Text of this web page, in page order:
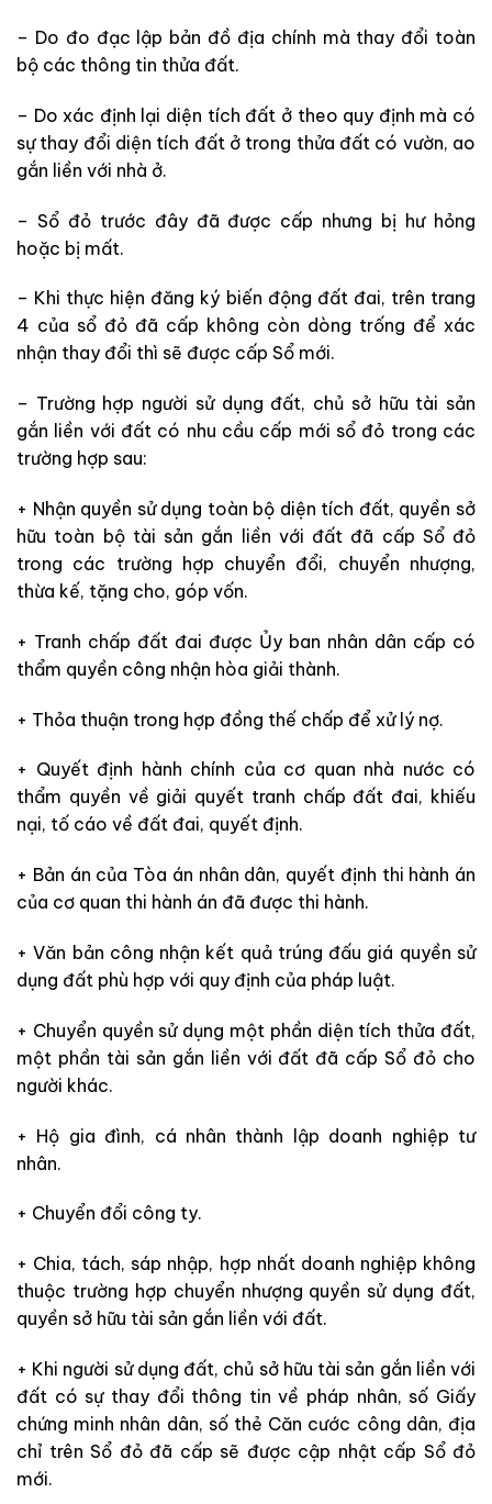
– Do đo đạc lập bản đồ địa chính mà thay đổi toàn
bộ các thông tin thửa đất.
– Do xác định lại diện tích đất ở theo quy định mà có
sự thay đổi diện tích đất ở trong thửa đất có vườn, ao
gắn liền với nhà ở.
– Sổ đỏ trước đây đã được cấp nhưng bị hư hỏng
hoặc bị mất.
– Khi thực hiện đăng ký biến động đất đai, trên trang
4 của sổ đỏ đã cấp không còn dòng trống để xác
nhận thay đổi thì sẽ được cấp Sổ mới.
– Trường hợp người sử dụng đất, chủ sở hữu tài sản
gắn liền với đất có nhu cầu cấp mới sổ đỏ trong các
trường hợp sau:
+ Nhận quyền sử dụng toàn bộ diện tích đất, quyền sở
hữu toàn bộ tài sản gắn liền với đất đã cấp Sổ đỏ
trong các trường hợp chuyển đổi, chuyển nhượng,
thừa kế, tặng cho, góp vốn.
+ Tranh chấp đất đai được Ủy ban nhân dân cấp có
thẩm quyền công nhận hòa giải thành.
+ Thỏa thuận trong hợp đồng thế chấp để xử lý nợ.
+ Quyết định hành chính của cơ quan nhà nước có
thẩm quyền về giải quyết tranh chấp đất đai, khiếu
nại, tố cáo về đất đai, quyết định.
+ Bản án của Tòa án nhân dân, quyết định thi hành án
của cơ quan thi hành án đã được thi hành.
+ Văn bản công nhận kết quả trúng đấu giá quyền sử
dụng đất phù hợp với quy định của pháp luật.
+ Chuyển quyền sử dụng một phần diện tích thửa đất,
một phần tài sản gắn liền với đất đã cấp Sổ đỏ cho
người khác.
+ Hộ gia đình, cá nhân thành lập doanh nghiệp tư
nhân.
+ Chuyển đổi công ty.
+ Chia, tách, sáp nhập, hợp nhất doanh nghiệp không
thuộc trường hợp chuyển nhượng quyền sử dụng đất,
quyền sở hữu tài sản gắn liền với đất.
+ Khi người sử dụng đất, chủ sở hữu tài sản gắn liền với
đất có sự thay đổi thông tin về pháp nhân, số Giấy
chứng minh nhân dân, số thẻ Căn cước công dân, địa
chỉ trên Sổ đỏ đã cấp sẽ được cập nhật cấp Sổ đỏ
mới.